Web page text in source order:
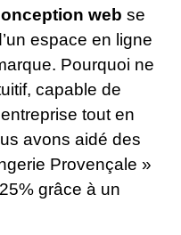
web se
espace en ligne
Pourquoi ne
capable de
tout en
avons aidé des
Provençale »
grâce à un